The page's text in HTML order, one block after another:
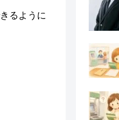
るように